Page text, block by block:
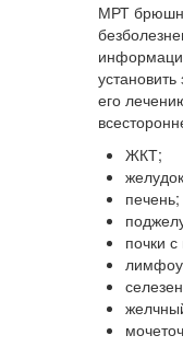
МРТ
его
ЖКТ;
печень;
почки